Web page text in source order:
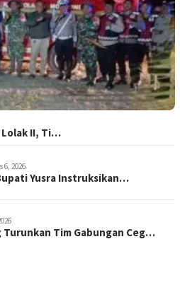
Lolak II, Ti…
6, 2026
Yusra Instruksikan…
Turunkan Tim Gabungan Ceg…